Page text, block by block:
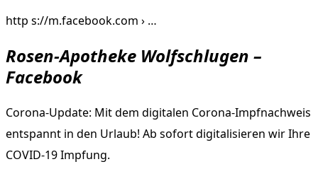
http s://m.facebook.com › …
Rosen-Apotheke Wolfschlugen –
Facebook
Corona-Update: Mit dem digitalen Corona-Impfnachweis
entspannt in den Urlaub! Ab sofort digitalisieren wir Ihre
COVID-19 Impfung.